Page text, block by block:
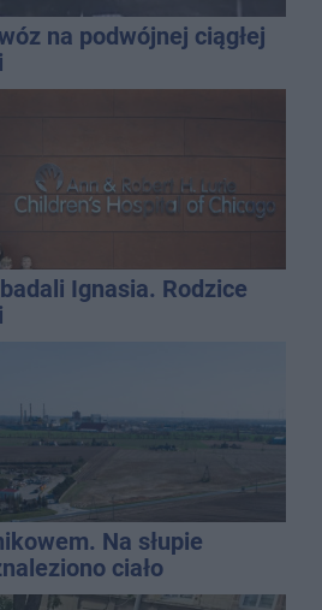
na podwójnej ciągłej
Ignasia. Rodzice
Na słupie
ciało